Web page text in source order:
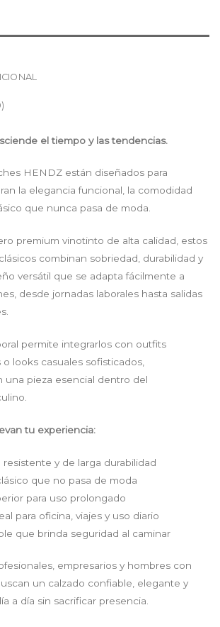
el tiempo y las tendencias.
HENDZ están diseñados para
la elegancia funcional, la comodidad
que nunca pasa de moda.
premium vinotinto de alta calidad, estos
combinan sobriedad, durabilidad y
versátil que se adapta fácilmente a
desde jornadas laborales hasta salidas
permite integrarlos con outfits
looks casuales sofisticados,
una pieza esencial dentro del
tu experiencia:
y de larga durabilidad
que no pasa de moda
para uso prolongado
para oficina, viajes y uso diario
que brinda seguridad al caminar
empresarios y hombres con
un calzado confiable, elegante y
a día sin sacrificar presencia.